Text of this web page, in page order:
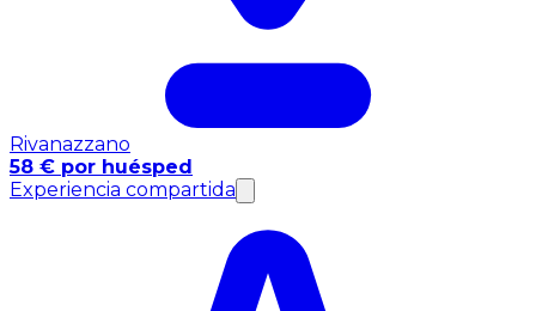
Rivanazzano
58 € por huésped
Experiencia compartida